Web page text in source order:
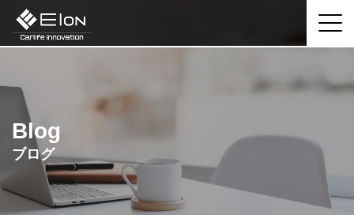
Blog
ブログ